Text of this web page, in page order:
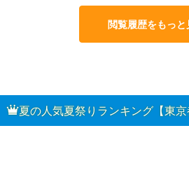
閲覧履歴をもっと
夏の人気夏祭りランキング【東京